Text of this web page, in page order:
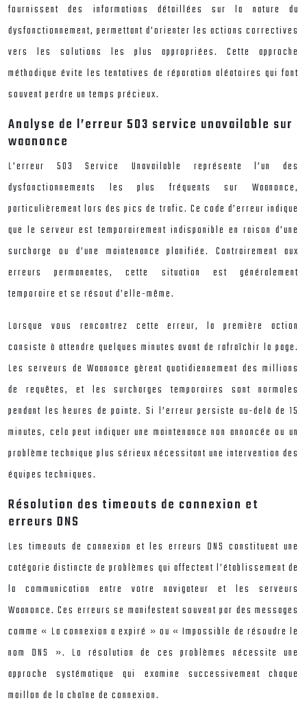
fournissent des informations détaillées sur la nature du
dysfonctionnement, permettant d’orienter les actions correctives
vers les solutions les plus appropriées. Cette approche
méthodique évite les tentatives de réparation aléatoires qui font
souvent perdre un temps précieux.
Analyse de l’erreur 503 service unavailable sur
waanonce
L’erreur 503 Service Unavailable représente l’un des
dysfonctionnements les plus fréquents sur Waanonce,
particulièrement lors des pics de trafic. Ce code d’erreur indique
que le serveur est temporairement indisponible en raison d’une
surcharge ou d’une maintenance planifiée. Contrairement aux
erreurs permanentes, cette situation est généralement
temporaire et se résout d’elle-même.
Lorsque vous rencontrez cette erreur, la première action
consiste à attendre quelques minutes avant de rafraîchir la page.
Les serveurs de Waanonce gèrent quotidiennement des millions
de requêtes, et les surcharges temporaires sont normales
pendant les heures de pointe. Si l’erreur persiste au-delà de 15
minutes, cela peut indiquer une maintenance non annoncée ou un
problème technique plus sérieux nécessitant une intervention des
équipes techniques.
Résolution des timeouts de connexion et
erreurs DNS
Les timeouts de connexion et les erreurs DNS constituent une
catégorie distincte de problèmes qui affectent l’établissement de
la communication entre votre navigateur et les serveurs
Waanonce. Ces erreurs se manifestent souvent par des messages
comme « La connexion a expiré » ou « Impossible de résoudre le
nom DNS ». La résolution de ces problèmes nécessite une
approche systématique qui examine successivement chaque
maillon de la chaîne de connexion.